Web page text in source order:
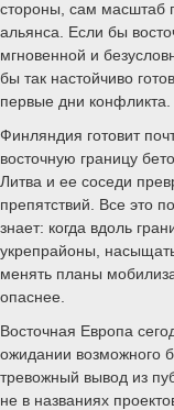
стороны, сам масштаб
альянса. Если бы
мгновенной и
бы так настойчиво
первые дни конфликта.
Финляндия готовит
восточную границу
Литва и ее соседи
препятствий. Все это
знает: когда вдоль
укрепрайоны,
менять планы
опаснее.
Восточная Европа
ожидании возможного
тревожный вывод из
не в названиях